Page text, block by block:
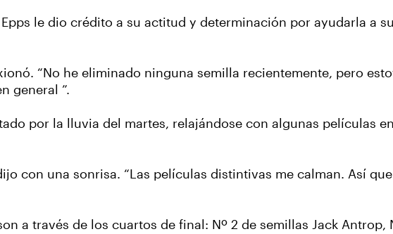
le dio crédito a su actitud y determinación por ayudarla a
“No he eliminado ninguna semilla recientemente, pero
general ”.
por la lluvia del martes, relajándose con algunas películas
con una sonrisa. “Las películas distintivas me calman. Así
a través de los cuartos de final: Nº 2 de semillas Jack Antrop,